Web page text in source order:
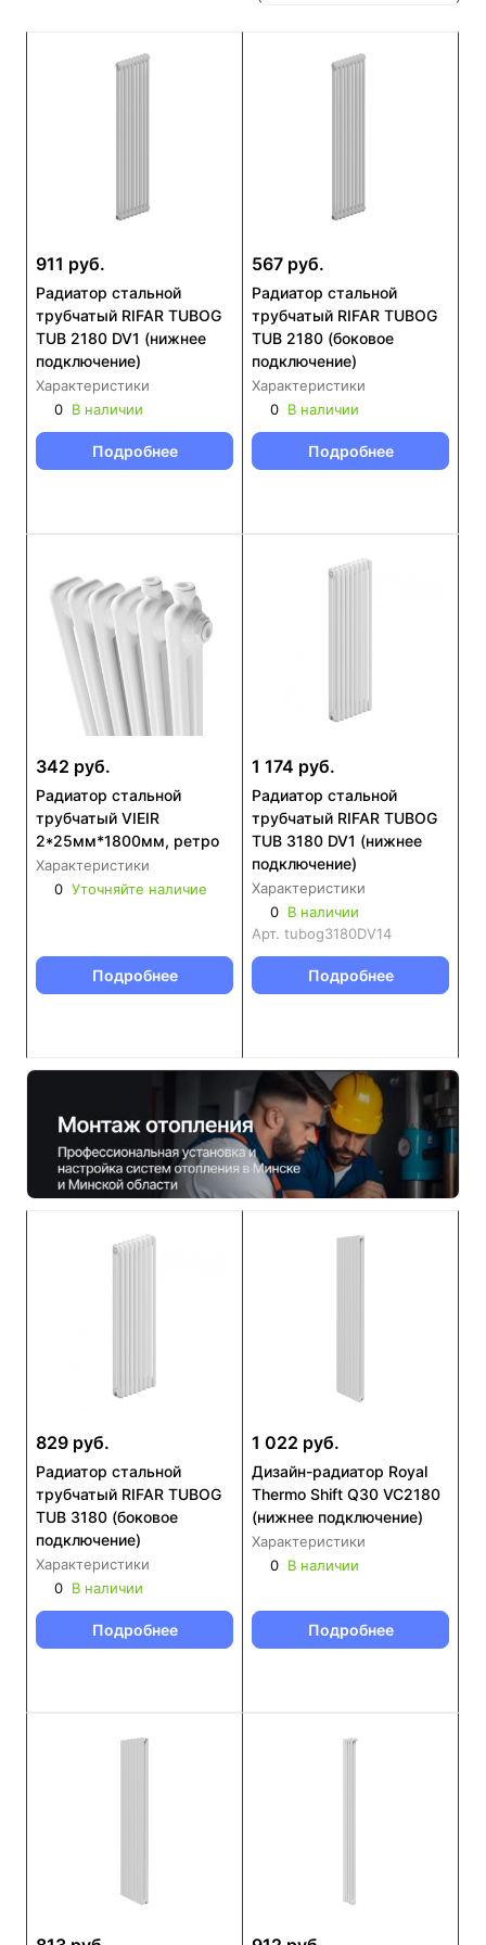
911 руб.
Радиатор стальной
трубчатый RIFAR TUBOG
TUB 2180 DV1 (нижнее
подключение)
Характеристики
0 В наличии
Подробнее
567 руб.
Радиатор стальной
трубчатый RIFAR TUBOG
TUB 2180 (боковое
подключение)
Характеристики
0 В наличии
Подробнее
342 руб.
Радиатор стальной
трубчатый VIEIR
2*25мм*1800мм, ретро
Характеристики
0 Уточняйте наличие
Подробнее
1 174 руб.
Радиатор стальной
трубчатый RIFAR TUBOG
TUB 3180 DV1 (нижнее
подключение)
Характеристики
0 В наличии
Арт. tubog3180DV14
Подробнее
829 руб.
Радиатор стальной
трубчатый RIFAR TUBOG
TUB 3180 (боковое
подключение)
Характеристики
0 В наличии
Подробнее
1 022 руб.
Дизайн-радиатор Royal
Thermo Shift Q30 VC2180
(нижнее подключение)
Характеристики
0 В наличии
Подробнее